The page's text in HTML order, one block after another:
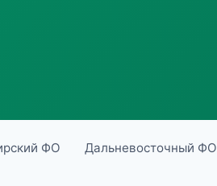
ФО Дальневосточный ФО